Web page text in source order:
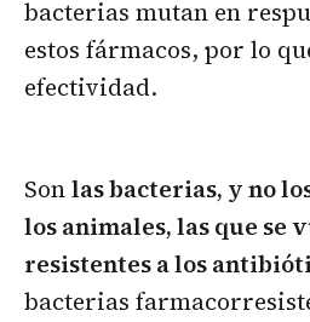
bacterias mutan en
estos fármacos, por lo
efectividad.
Sonlas bacterias, y no
los animales, las que se
resistentes a los
bacterias